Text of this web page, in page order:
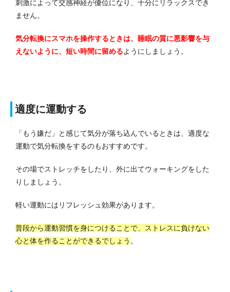
刺激によって交感神経が優位になり、十分にリラックスでき
ません。
気分転換にスマホを操作するときは、睡眠の質に悪影響を与
えないように、短い時間に留めるようにしましょう。
適度に運動する
「もう嫌だ」と感じて気分が落ち込んでいるときは、適度な
運動で気分転換をするのもおすすめです。
その場でストレッチをしたり、外に出てウォーキングをした
りしましょう。
軽い運動にはリフレッシュ効果があります。
普段から運動習慣を身につけることで、ストレスに負けない
心と体を作ることができるでしょう 。